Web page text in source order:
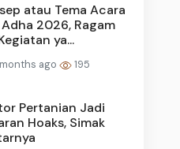
atau Tema Acara
2026, Ragam
ya...
ago 195
Pertanian Jadi
Hoaks, Simak